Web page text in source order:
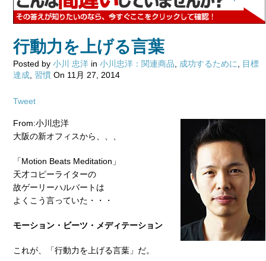
行動力を上げる言葉
Posted by 小川 忠洋 in 小川忠洋：関連商品 成功するために
目標
達成 習慣 On 11月 27, 2014
Tweet
From:小川忠洋
大阪の新オフィスから、、、
「Motion Beats Meditation」
天才コピーライターの
故ゲーリーハルバートは
よくこう言っていた・・・
モーション・ビーツ・メディテーション
これが、「行動力を上げる言葉」だ。